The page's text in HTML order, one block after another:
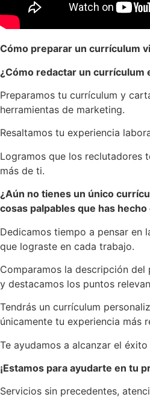
Cómo preparar un currículum
¿Cómo redactar un currículum
Preparamos tu currículum y
herramientas de marketing.
Resaltamos tu experiencia
Logramos que los reclutadores
más de ti.
¿Aún no tienes un único
cosas palpables que has
Dedicamos tiempo a pensar en
que lograste en cada trabajo.
Comparamos la descripción
y destacamos los puntos
Tendrás un currículum
únicamente tu experiencia más
Te ayudamos a alcanzar el
¡Estamos para ayudarte en tu
Servicios sin precedentes,